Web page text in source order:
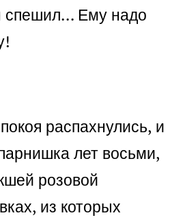
спешил… Ему надо
распахнулись, и
лет восьми,
розовой
из которых